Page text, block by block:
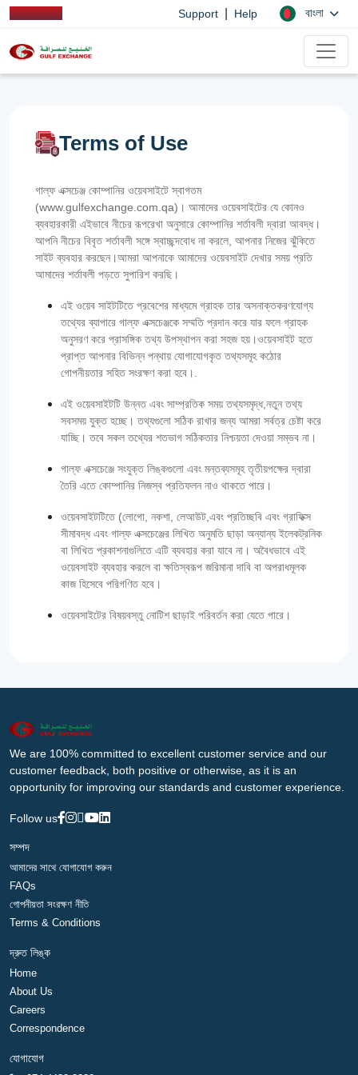
Support Help বাংলা
Terms of Use
গাল্ফ এক্সচেঞ্জ কোম্পানির ওয়েবসাইটে স্বাগতম
(www.gulfexchange.com.qa)। আমাদের ওয়েবসাইটের যে কোনও
ব্যবহারকারী এইভাবে নীচের রূপরেখা অনুসারে কোম্পানির শর্তাবলী দ্বারা আবদ্ধ।
আপনি নীচের বিবৃত শর্তাবলী সঙ্গে স্বাচ্ছন্দবোধ না করলে, আপনার নিজের ঝুঁকিতে
সাইট ব্যবহার করছেন।আমরা আপনাকে আমাদের ওয়েবসাইট দেখার সময় প্রতি
আমাদের শর্তাবলী পড়তে সুপারিশ করছি।
এই ওয়েব সাইটটিতে প্রবেশের মাধ্যমে গ্রাহক তার অসনাক্তকরণযোগ্য
তথ্যের ব্যাপারে গাল্‌ফ এক্সচেঞ্জকে সম্মতি প্রদান করে যার ফলে গ্রাহক
অনুসরণ করে প্রাসঙ্গিক তথ্য উপস্থাপন করা সহজ হয়।ওয়েবসাইট হতে
প্রাপ্ত আপনার বিভিন্ন পন্থায় যোগাযোগকৃত তথ্যসমূহ কঠোর
গোপনীয়তার সহিত সংরক্ষণ করা হবে।.
এই ওয়েবসাইটটি উন্নত এবং সাম্প্রতিক সময় তথ্যসমৃদ্ধ,নতুন তথ্য
সবসময় যুক্ত হচ্ছে। তথ্যগুলো সঠিক রাখার জন্য আমরা সর্বত্র চেষ্টা করে
যাচ্ছি। তবে সকল তথ্যের শতভাগ সঠিকতার নিশ্চয়তা দেওয়া সম্ভব না।
গাল্‌ফ এক্সচেঞ্জে সংযুক্ত লিঙ্কগুলো এবং মন্তব্যসমূহ তৃতীয়পক্ষের দ্বারা
তৈরি এতে কোম্পানির নিজস্ব প্রতিফলন নাও থাকতে পারে।
ওয়েবসাইটটিতে (লোগো, নকশা, লেআউট,এবং প্রতিচ্ছবি এবং গ্রাফিক্স
সীমাবদ্ধ এবং গাল্‌ফ এক্সচেঞ্জের লিখিত অনুমতি ছাড়া অন্যান্য ইলেকট্রনিক
বা লিখিত প্রকাশনাগুলিতে এটি ব্যবহার করা যাবে না। অবৈধভাবে এই
ওয়েবসাইট ব্যবহার করলে বা ক্ষতিস্বরূপ জরিমানা দাবি বা অপরাধমূলক
কাজ হিসেবে পরিগণিত হবে।
ওয়েবসাইটের বিষয়বস্তু নোটিশ ছাড়াই পরিবর্তন করা যেতে পারে।
We are 100% committed to excellent customer service and our
customer feedback, both positive or otherwise, as it is an
opportunity for improving our standards and customer experience.
Follow us
সম্পদ
আমাদের সাথে যোগাযোগ করুন
FAQs
গোপনীয়তা সংরক্ষণ নীতি
Terms & Conditions
দ্রুত লিঙ্ক
Home
About Us
Careers
Correspondence
যোগাযোগ